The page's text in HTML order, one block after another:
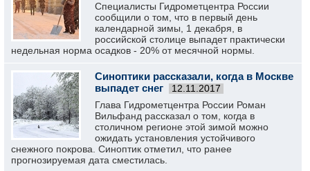
Специалисты Гидрометцентра России
сообщили о том, что в первый день
календарной зимы, 1 декабря, в
российской столице выпадет практически
недельная норма осадков - 20% от месячной нормы.
Синоптики рассказали, когда в Москве
выпадет снег
12.11.2017
Глава Гидрометцентра России Роман
Вильфанд рассказал о том, когда в
столичном регионе этой зимой можно
ожидать установления устойчивого
снежного покрова. Синоптик отметил, что ранее
прогнозируемая дата сместилась.